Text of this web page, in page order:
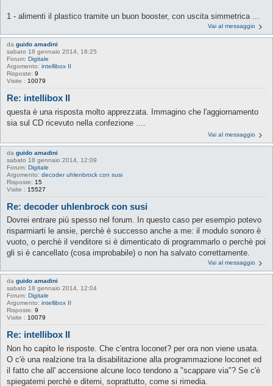
1 - alimenti il plastico tramite un buon booster, con uscita simmetrica ...
Vai al messaggio
da guido amadini
sabato 18 gennaio 2014, 18:25
Forum: Digitale
Argomento: intellibox II
Risposte: 9
Visite : 10079
Re: intellibox II
questa è una risposta molto apprezzata. Immagino che l'aggiornamento
sia sul CD ricevuto nella confezione ....
Vai al messaggio
da guido amadini
sabato 18 gennaio 2014, 12:09
Forum: Digitale
Argomento: decoder uhlenbrock con susi
Risposte: 15
Visite : 15527
Re: decoder uhlenbrock con susi
Dovrei entrare più spesso nel forum. In questo caso per esempio potevo
risparmiarti le ansie, perchè è successo anche a me: il modulo sonoro è
vuoto, o perchè il venditore si è dimenticato di programmarlo o perchè poi
gli si è cancellato (cosa improbabile) o non ha salvato correttamente.
Vai al messaggio
da guido amadini
sabato 18 gennaio 2014, 12:04
Forum: Digitale
Argomento: intellibox II
Risposte: 9
Visite : 10079
Re: intellibox II
Non ho capito le risposte. Che c'entra loconet? per ora non viene usata.
O c'è una realzione tra la disabilitazione alla programmazione loconet ed
il fatto che all' accensione alcune loco tendono a "scappare via"? Se c'è
spiegatemi perchè e ditemi, soprattutto, come si rimedia.